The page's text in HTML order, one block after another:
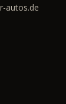
autos.de